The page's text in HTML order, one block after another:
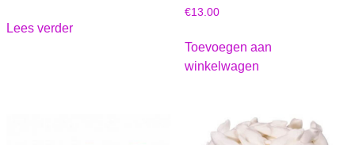
Lees verder
€13.00
Toevoegen aan
winkelwagen